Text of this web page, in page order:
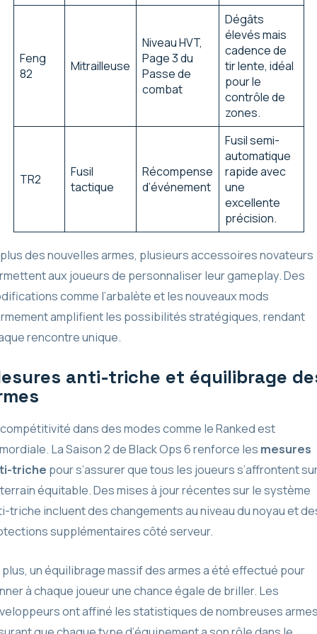
Feng
82
Mitrailleuse
Niveau HVT,
Page 3 du
Passe de
combat
Dégâts
élevés mais
cadence de
tir lente, idéal
pour le
contrôle de
zones.
TR2
Fusil
tactique
Récompense
d’événement
Fusil semi-
automatique
rapide avec
une
excellente
précision.
des nouvelles armes, plusieurs accessoires novateurs
aux joueurs de personnaliser leur gameplay. Des
comme l’arbalète et les nouveaux mods
amplifient les possibilités stratégiques, rendant
rencontre unique.
anti-triche et équilibrage
dans des modes comme le Ranked est
La Saison 2 de Black Ops 6 renforce les mesures
triche pour s’assurer que tous les joueurs s’affrontent
équitable. Des mises à jour récentes sur le système
triche incluent des changements au niveau du noyau et
supplémentaires côté serveur.
plus, un équilibrage massif des armes a été effectué pour
à chaque joueur une chance égale de briller. Les
ont affiné les statistiques de nombreuses